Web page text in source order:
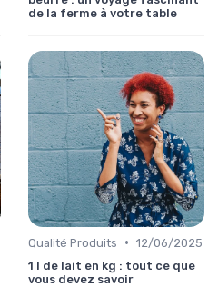
de la ferme à votre table
Qualité Produits • 12/06/2025
1 l de lait en kg : tout ce que
vous devez savoir